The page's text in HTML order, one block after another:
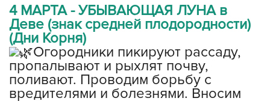
4 МАРТА - УБЫВАЮЩАЯ ЛУНА в
Деве (знак средней плодородности)
(Дни Корня)
Огородники пикируют рассаду,
пропалывают и рыхлят почву,
поливают. Проводим борьбу с
вредителями и болезнями. Вносим